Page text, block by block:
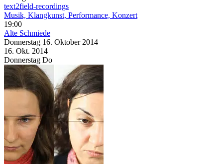
text2field-recordings
Musik, Klangkunst, Performance, Konzert
19:00
Alte Schmiede
Donnerstag 16. Oktober 2014
16. Okt. 2014
Donnerstag Do